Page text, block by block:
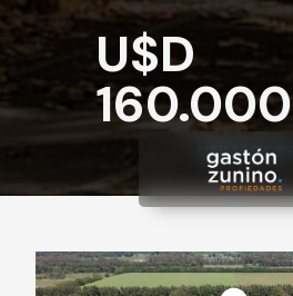
U$D
160.000
U$D 160.000